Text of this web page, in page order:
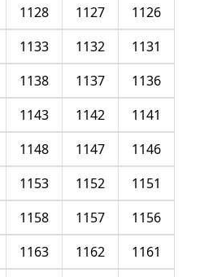
1126
1127
1128
1131
1132
1133
1136
1137
1138
1141
1142
1143
1146
1147
1148
1151
1152
1153
1156
1157
1158
1161
1162
1163